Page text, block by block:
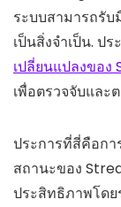
ระบบสามารถรั
เป็นสิ่งจำเป็น. ป
เปลี่ยนแปลงของ
เพื่อตรวจจับและ
ประการที่สี่คือก
สถานะของ
ประสิทธิภาพโดย